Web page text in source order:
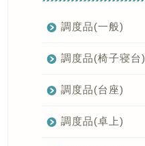
調度品(一般)
調度品(椅子寝台)
調度品(台座)
調度品(卓上)